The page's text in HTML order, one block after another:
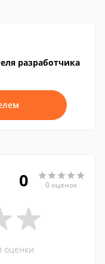
разработчика
0 0 оценок
оценки